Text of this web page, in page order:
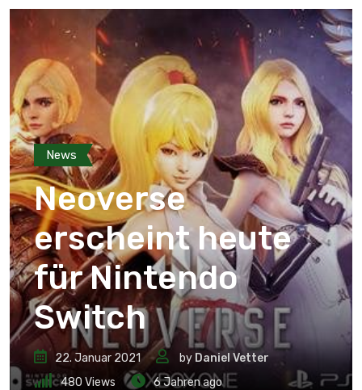
News
Neoverse
erscheint heute
für Nintendo
Switch
22. Januar 2021 by Daniel Vetter
480 Views 6 Jahren ago